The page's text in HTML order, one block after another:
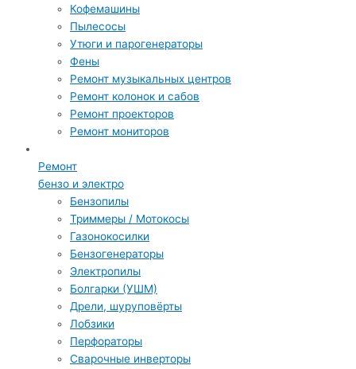
Кофемашины
Пылесосы
Утюги и парогенераторы
Фены
Ремонт музыкальных центров
Ремонт колонок и сабов
Ремонт проекторов
Ремонт мониторов
Ремонт
бензо и электро
Бензопилы
Триммеры / Мотокосы
Газонокосилки
Бензогенераторы
Электропилы
Болгарки (УШМ)
Дрели, шуруповёрты
Лобзики
Перфораторы
Сварочные инверторы